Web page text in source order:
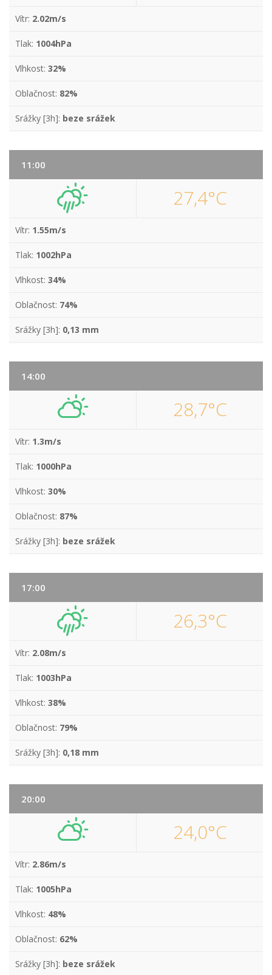
Vítr: 2.02m/s
Tlak: 1004hPa
Vlhkost: 32%
Oblačnost: 82%
Srážky [3h]: beze srážek
11:00
27,4°C
Vítr: 1.55m/s
Tlak: 1002hPa
Vlhkost: 34%
Oblačnost: 74%
Srážky [3h]: 0,13 mm
14:00
28,7°C
Vítr: 1.3m/s
Tlak: 1000hPa
Vlhkost: 30%
Oblačnost: 87%
Srážky [3h]: beze srážek
17:00
26,3°C
Vítr: 2.08m/s
Tlak: 1003hPa
Vlhkost: 38%
Oblačnost: 79%
Srážky [3h]: 0,18 mm
20:00
24,0°C
Vítr: 2.86m/s
Tlak: 1005hPa
Vlhkost: 48%
Oblačnost: 62%
Srážky [3h]: beze srážek